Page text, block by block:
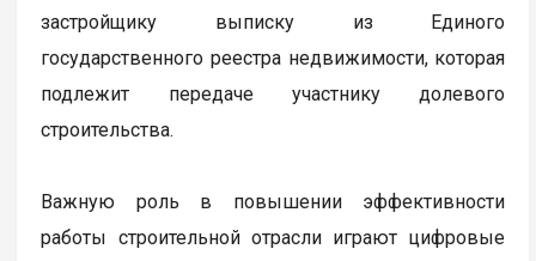
застройщику выписку из Единого
государственного реестра недвижимости, которая
подлежит передаче участнику долевого
строительства.
Важную роль в повышении эффективности
работы строительной отрасли играют цифровые